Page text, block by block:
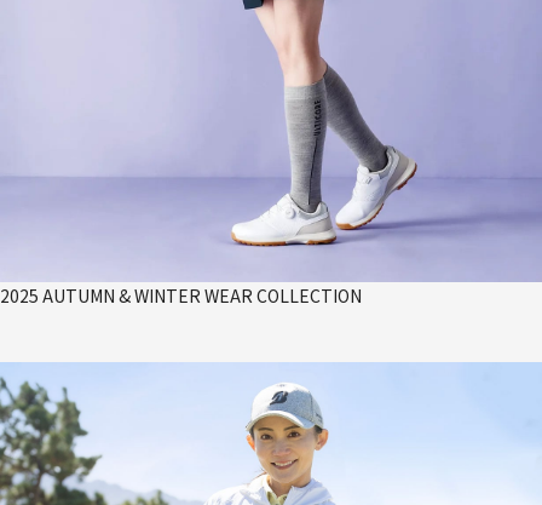
2025 AUTUMN & WINTER WEAR COLLECTION